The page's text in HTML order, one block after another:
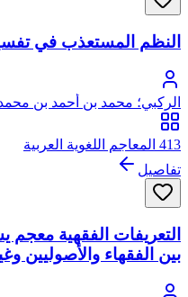
النظم المستعذب في
الركبي؛ محمد بن أحمد بن
عبد الله، ويعرف ببطال
413 المعاجم اللغوية العربية
تفاصيل
التعريفات الفقهية معجم
بين الفقهاء والأصوليين